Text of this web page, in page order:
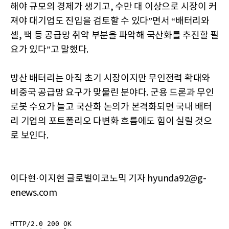
해야 규모의 경제가 생기고, 수만 대 이상으로 시장이 커
져야 대기업도 진입을 검토할 수 있다”면서 “배터리와
셀, 팩 등 공급망 취약 부분을 파악해 국산화를 추진할 필
요가 있다”고 말했다.
방산 배터리는 아직 초기 시장이지만 무인전력 확대와
비중국 공급망 요구가 맞물린 분야다. 군용 드론과 무인
로봇 수요가 늘고 국산화 논의가 본격화되면 국내 배터
리 기업의 포트폴리오 다변화 흐름에도 힘이 실릴 것으
로 보인다.
이다현·이지현 글로벌이코노믹 기자 hyunda92@g-
enews.com